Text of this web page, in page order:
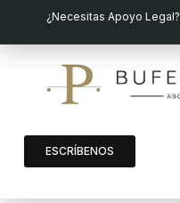
¿Necesitas Apoyo Legal?
ESCRÍBENOS